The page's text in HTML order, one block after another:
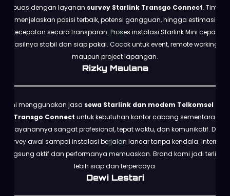
puas dengan layanan survey Starlink Transgo Connect. Tim
menjelaskan posisi terbaik, potensi gangguan, hingga estimasi
kecepatan secara transparan. Proses instalasi Starlink Mini cepat,
hasilnya stabil dan siap pakai. Cocok untuk event, remote working,
maupun project lapangan.
Rizky Maulana
Kami menggunakan jasa sewa Starlink dan modem Telkomsel dari
Transgo Connect untuk kebutuhan kantor cabang sementara.
Pelayanannya sangat profesional, tepat waktu, dan komunikatif. Dari
survey awal sampai instalasi berjalan lancar tanpa kendala. Internet
langsung aktif dan performanya memuaskan. Brand kami jadi terlihat
lebih siap dan terpercaya.
Dewi Lestari